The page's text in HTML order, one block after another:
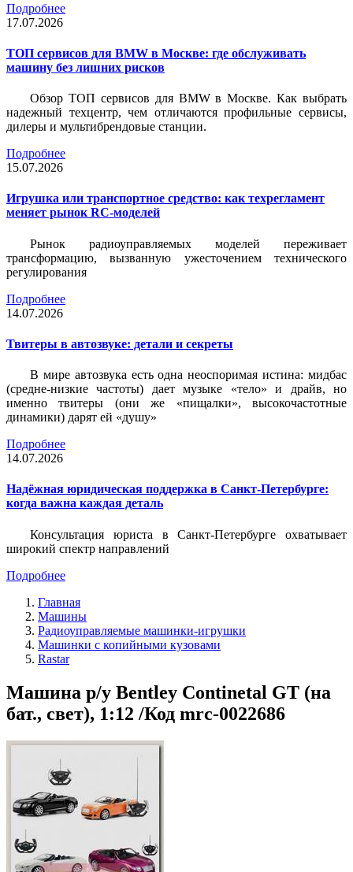
Подробнее
17.07.2026
ТОП сервисов для BMW в Москве: где обслуживать
машину без лишних рисков
Обзор ТОП сервисов для BMW в Москве. Как выбрать
надежный техцентр, чем отличаются профильные сервисы,
дилеры и мультибрендовые станции.
Подробнее
15.07.2026
Игрушка или транспортное средство: как техрегламент
меняет рынок RC-моделей
Рынок радиоуправляемых моделей переживает
трансформацию, вызванную ужесточением технического
регулирования
Подробнее
14.07.2026
Твитеры в автозвуке: детали и секреты
В мире автозвука есть одна неоспоримая истина: мидбас
(средне-низкие частоты) дает музыке «тело» и драйв, но
именно твитеры (они же «пищалки», высокочастотные
динамики) дарят ей «душу»
Подробнее
14.07.2026
Надёжная юридическая поддержка в Санкт-Петербурге:
когда важна каждая деталь
Консультация юриста в Санкт-Петербурге охватывает
широкий спектр направлений
Подробнее
Главная
Машины
Радиоуправляемые машинки-игрушки
Машинки с копийными кузовами
Rastar
Машина р/у Bentley Continetal GT (на
бат., свет), 1:12 /Код mrc-0022686